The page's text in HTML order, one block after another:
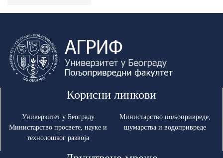
Корисни линкови
Универзитет у Београду
Министарство просвете, науке и
технолошког развоја
Министарство пољопривреде,
шумарства и водопривреде